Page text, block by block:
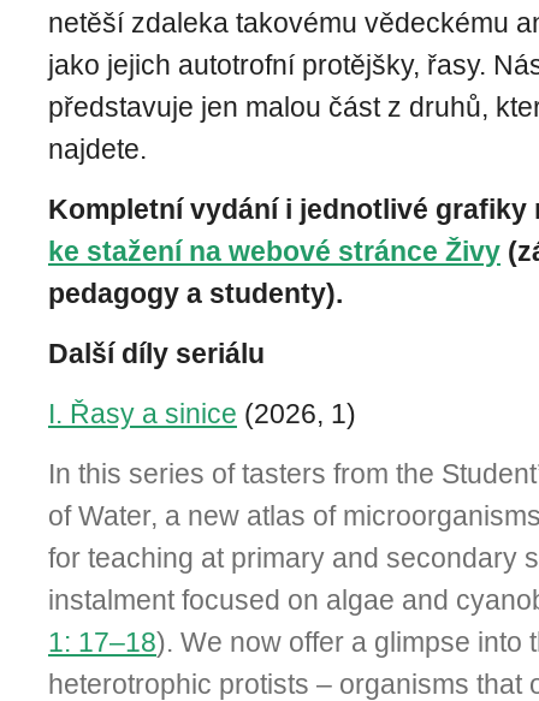
netěší zdaleka takovému vědeckému
jako jejich autotrofní protějšky, řasy.
představuje jen malou část z druhů,
najdete.
Kompletní vydání i jednotlivé grafiky
ke stažení na webové stránce Živy
pedagogy a studenty).
Další díly seriálu
I. Řasy a sinice (2026, 1)
In this series of tasters from the
of Water, a new atlas of
for teaching at primary and secondary
instalment focused on algae and
1: 17–18). We now offer a glimpse into
heterotrophic protists – organisms that